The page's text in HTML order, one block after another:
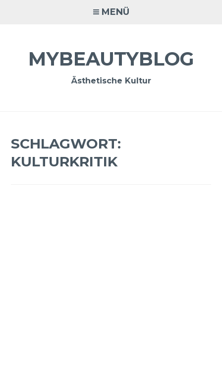
MENÜ
MYBEAUTYBLOG
Ästhetische Kultur
SCHLAGWORT:
KULTURKRITIK